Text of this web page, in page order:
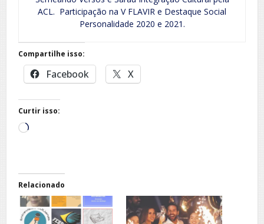
ACL. Participação na V FLAVIR e Destaque Social
Personalidade 2020 e 2021.
Compartilhe isso:
Facebook X
Curtir isso:
Carregando...
Relacionado